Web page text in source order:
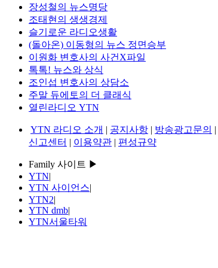
장성철의 뉴스명당
조태현의 생생경제
슬기로운 라디오생활
(돌아온) 이동형의 뉴스 정면승부
이원화 변호사의 사건X파일
톡톡! 뉴스와 상식
조인섭 변호사의 상담소
주말 듀에토의 더 클래식
열린라디오 YTN
YTN 라디오 소개 | 공지사항 | 방송광고문의 |
신고센터 | 이용약관 | 편성규약
Family 사이트 ▶
YTN|
YTN 사이언스|
YTN2|
YTN dmb|
YTN서울타워